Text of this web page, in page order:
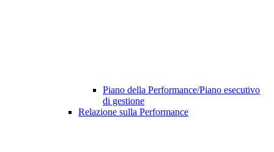
Piano della Performance/Piano esecutivo
di gestione
Relazione sulla Performance